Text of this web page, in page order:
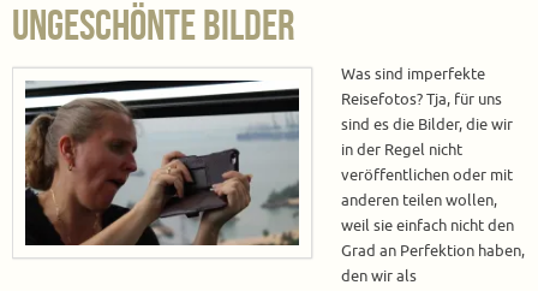
ungeschönte Bilder
Was sind imperfekte
Reisefotos? Tja, für uns
sind es die Bilder, die wir
in der Regel nicht
veröffentlichen oder mit
anderen teilen wollen,
weil sie einfach nicht den
Grad an Perfektion haben,
den wir als